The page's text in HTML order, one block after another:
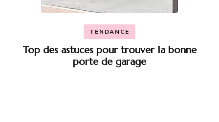
TENDANCE
Top des astuces pour trouver la bonne
porte de garage